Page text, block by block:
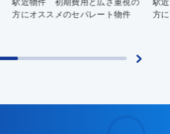
駅近物件 初期費用と広さ重視の
方にオススメのセパレート物件
駅
方